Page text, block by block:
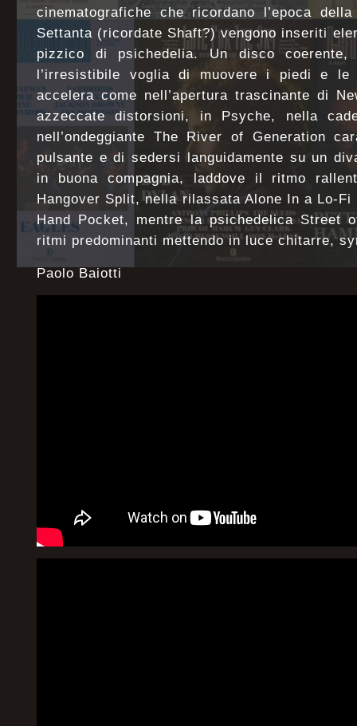
cinematografiche che ricordano l’epoca
Settanta (ricordate Shaft?) vengono inseriti
pizzico di psichedelia. Un disco
l’irresistibile voglia di muovere i piedi e le
accelera come nell’apertura trascinante di
azzeccate distorsioni, in Psyche, nella
nell’ondeggiante The River of Generation
pulsante e di sedersi languidamente su un
in buona compagnia, laddove il ritmo
Hangover Split, nella rilassata Alone In a Lo-Fi
Hand Pocket, mentre la psichedelica Street
ritmi predominanti mettendo in luce chitarre,
Paolo Baiotti